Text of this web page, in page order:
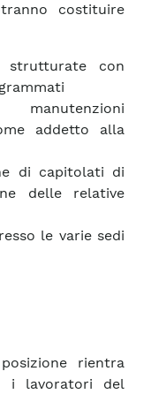
costituire
strutturate con
addetto alla
di capitolati di
delle relative
le varie sedi
rientra
i lavoratori del